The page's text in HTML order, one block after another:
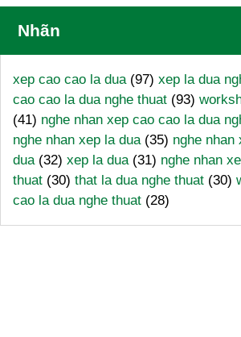
Nhãn
xep cao cao la dua (97) xep la dua
cao cao la dua nghe thuat (93)
(41) nghe nhan xep cao cao la dua
nghe nhan xep la dua (35) nghe nhan
dua (32) xep la dua (31) nghe nhan
thuat (30) that la dua nghe thuat (30)
cao la dua nghe thuat (28)